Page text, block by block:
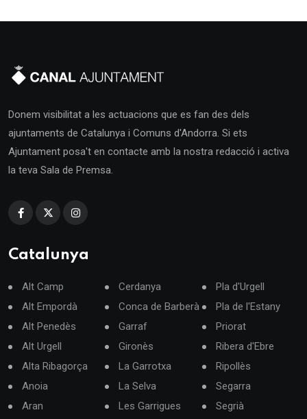
Donem visibilitat a les actuacions que es fan des dels
ajuntaments de Catalunya i Comuns d'Andorra. Si ets
Ajuntament posa't en contacte amb la nostra redacció i activa
la teva Sala de Premsa.
Catalunya
Alt Camp
Alt Empordà
Alt Penedès
Alt Urgell
Alta Ribagorça
Anoia
Aran
Cerdanya
Conca de Barberà
Garraf
Gironès
La Garrotxa
La Selva
Les Garrigues
Pla d'Urgell
Pla de l'Estany
Priorat
Ribera d'Ebre
Ripollès
Segarra
Segrià